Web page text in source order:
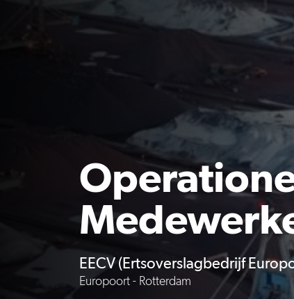
EECV (Ertsoverslagbedrijf
Europoort - Rotterdam